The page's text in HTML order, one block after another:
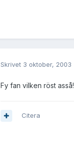
Skrivet 3 oktober, 2003
Fy fan vilken röst asså!
Citera